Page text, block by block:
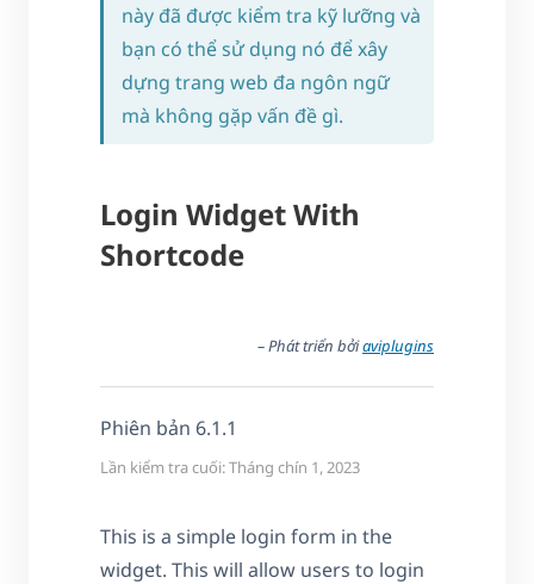
này đã được kiểm tra kỹ lưỡng và
bạn có thể sử dụng nó để xây
dựng trang web đa ngôn ngữ
mà không gặp vấn đề gì.
Login Widget With
Shortcode
– Phát triển bởiaviplugins
Phiên bản 6.1.1
Lần kiểm tra cuối: Tháng chín 1, 2023
This is a simple login form in the
widget. This will allow users to login